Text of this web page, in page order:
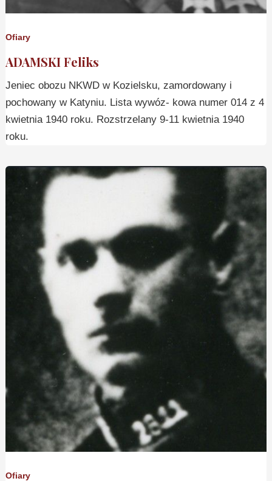
Ofiary
ADAMSKI Feliks
Jeniec obozu NKWD w Kozielsku, zamordowany i
pochowany w Katyniu. Lista wywóz- kowa numer 014 z 4
kwietnia 1940 roku. Rozstrzelany 9-11 kwietnia 1940
roku.
Ofiary